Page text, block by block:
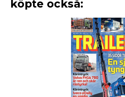
köpte också: